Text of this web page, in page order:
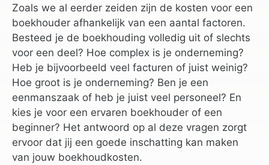
Zoals we al eerder zeiden zijn de kosten voor een
boekhouder afhankelijk van een aantal factoren.
Besteed je de boekhouding volledig uit of slechts
voor een deel? Hoe complex is je onderneming?
Heb je bijvoorbeeld veel facturen of juist weinig?
Hoe groot is je onderneming? Ben je een
eenmanszaak of heb je juist veel personeel? En
kies je voor een ervaren boekhouder of een
beginner? Het antwoord op al deze vragen zorgt
ervoor dat jij een goede inschatting kan maken
van jouw boekhoudkosten.